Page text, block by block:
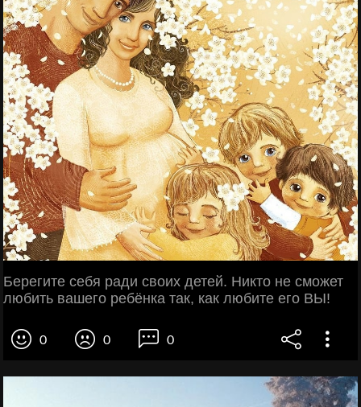
Берегите себя ради своих детей. Никто не сможет
любить вашего ребёнка так, как любите его ВЫ!
0 0 0